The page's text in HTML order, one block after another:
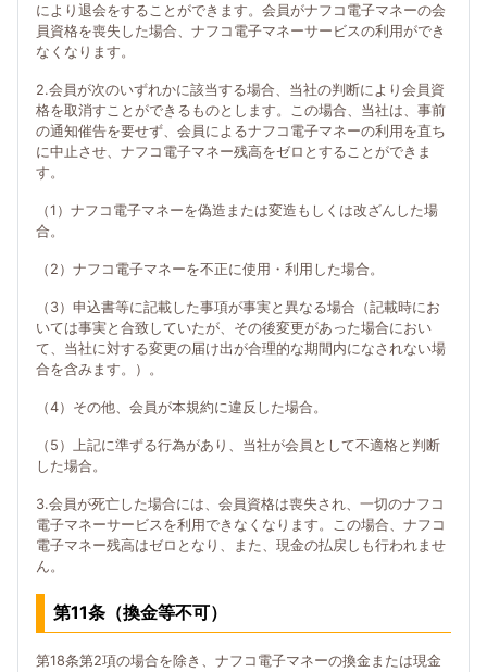
により退会をすることができます。会員がナフコ電子マネーの会
員資格を喪失した場合、ナフコ電子マネーサービスの利用ができ
なくなります。
2.会員が次のいずれかに該当する場合、当社の判断により会員資
格を取消すことができるものとします。この場合、当社は、事前
の通知催告を要せず、会員によるナフコ電子マネーの利用を直ち
に中止させ、ナフコ電子マネー残高をゼロとすることができま
す。
（1）ナフコ電子マネーを偽造または変造もしくは改ざんした場
合。
（2）ナフコ電子マネーを不正に使用・利用した場合。
（3）申込書等に記載した事項が事実と異なる場合（記載時にお
いては事実と合致していたが、その後変更があった場合におい
て、当社に対する変更の届け出が合理的な期間内になされない場
合を含みます。）。
（4）その他、会員が本規約に違反した場合。
（5）上記に準ずる行為があり、当社が会員として不適格と判断
した場合。
3.会員が死亡した場合には、会員資格は喪失され、一切のナフコ
電子マネーサービスを利用できなくなります。この場合、ナフコ
電子マネー残高はゼロとなり、また、現金の払戻しも行われませ
ん。
第11条（換金等不可）
第18条第2項の場合を除き、ナフコ電子マネーの換金または現金